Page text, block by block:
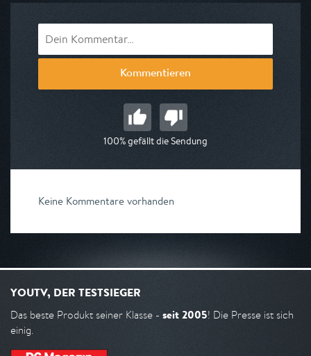
Kommentieren
100% gefällt die Sendung
Keine Kommentare vorhanden
YOUTV, DER TESTSIEGER
Das beste Produkt seiner Klasse - seit 2005! Die Presse ist sich
einig.